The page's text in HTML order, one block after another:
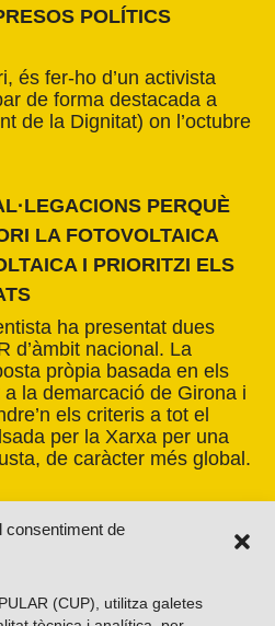
consentiment de
(CUP), utilitza galetes
POLÍTICS
és fer-ho d’un activista
de forma destacada a
de la Dignitat) on l’octubre
PERQUÈ
LA FOTOVOLTAICA
I PRIORITZI ELS
ha presentat dues
d’àmbit nacional. La
pròpia basada en els
a la demarcació de Girona i
els criteris a tot el
per la Xarxa per una
de caràcter més global.